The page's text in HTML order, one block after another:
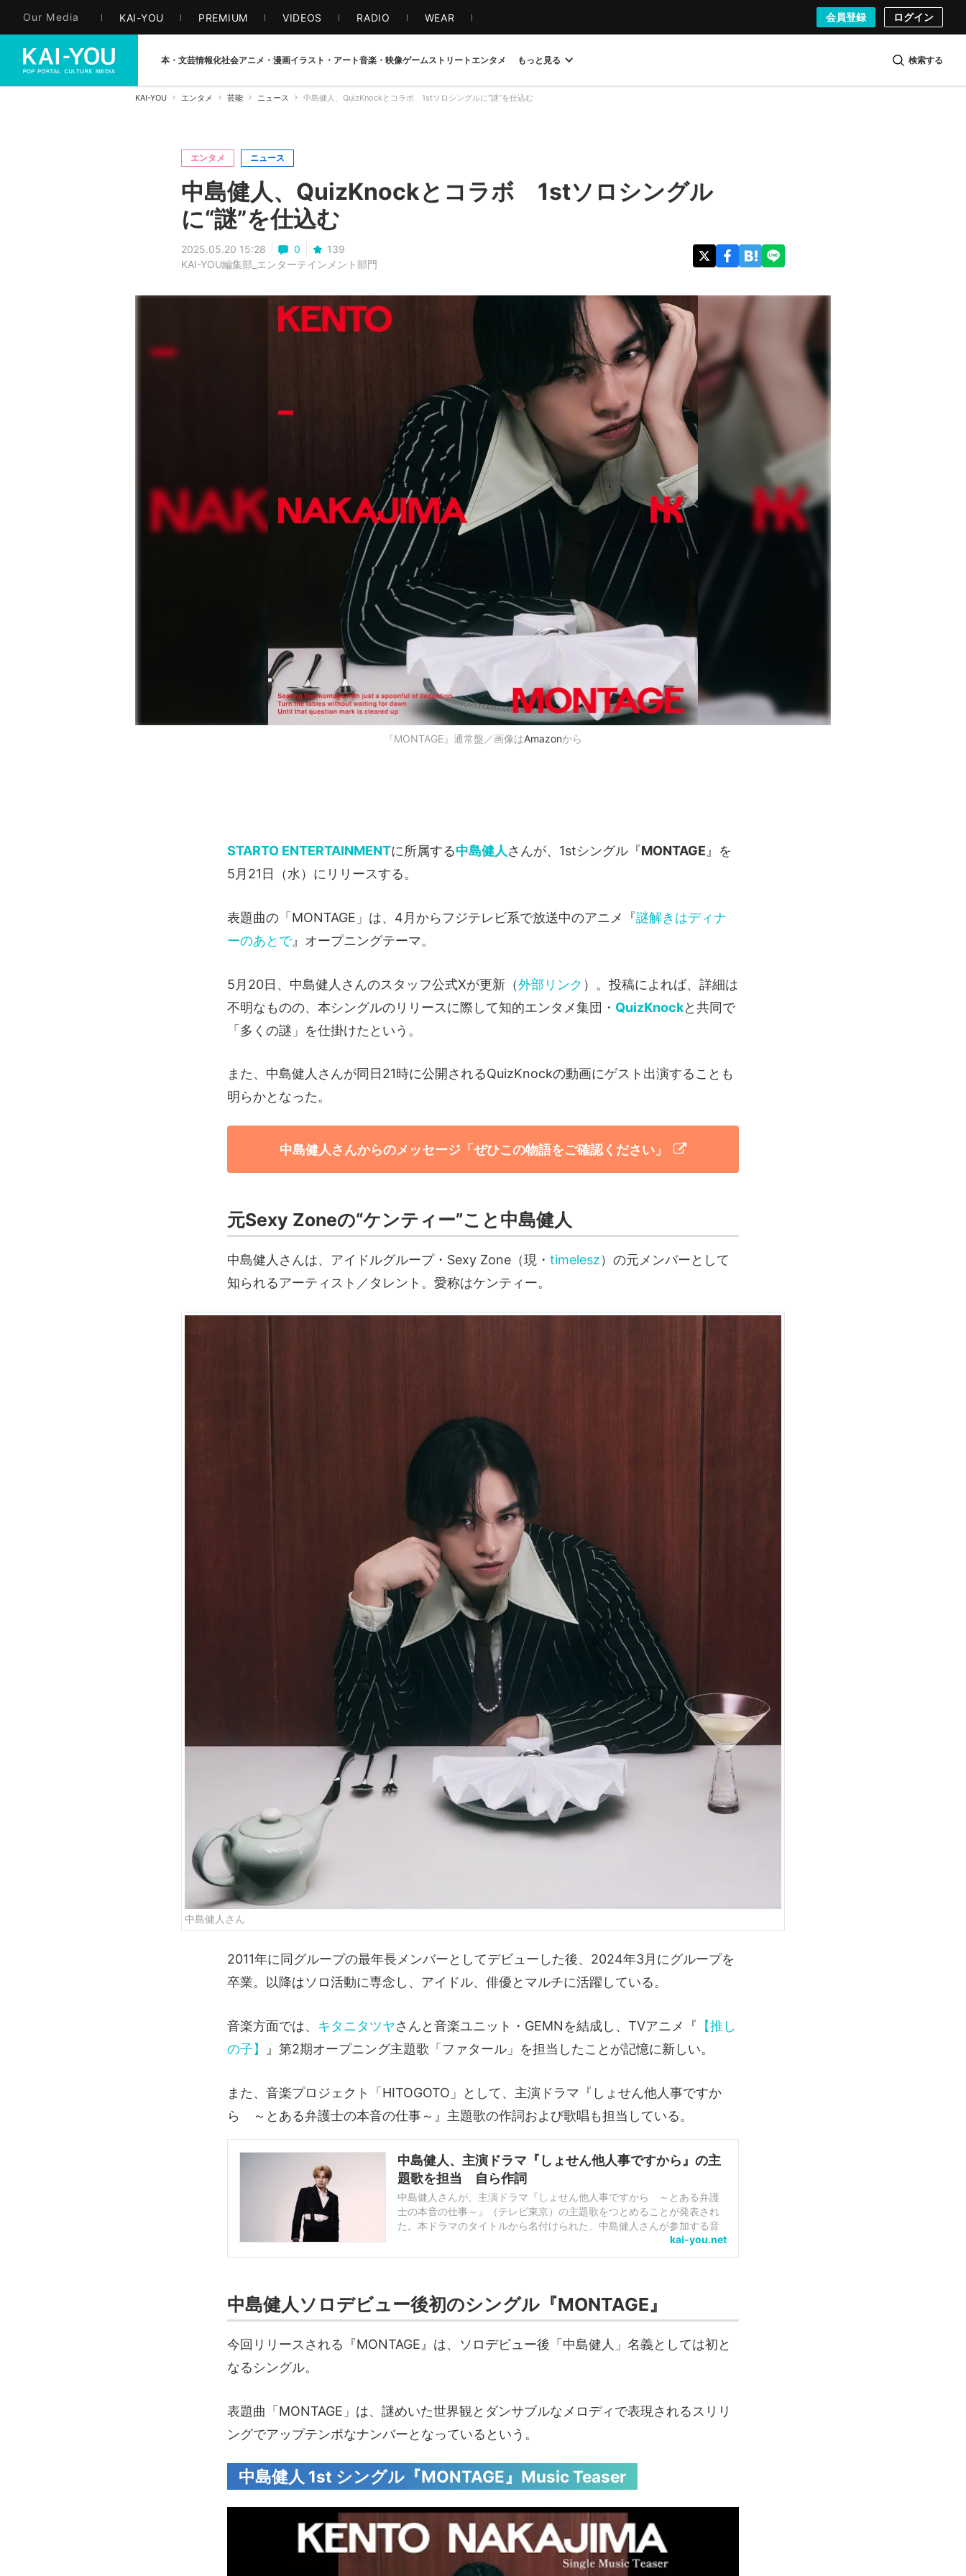
Our Media KAI-YOU PREMIUM VIDEOS RADIO WEAR 会員登録 ログイン
本・文芸情報化社会アニメ・漫画イラスト・アート音楽・映像ゲームストリート エンタメ もっと見る 検索する
KAI-YOU エンタメ 芸能 ニュース 中島健人、QuizKnockとコラボ 1stソロシングルに“謎”を仕込む
エンタメ ニュース
中島健人、QuizKnockとコラボ 1stソロシングル
に“謎”を仕込む
2025.05.20 15:28 0
139
KAI-YOU編集部_エンターテインメント部門
『MONTAGE』通常盤／画像はAmazonから
STARTO ENTERTAINMENTに所属する中島健人さんが、1stシングル『MONTAGE 』を
5月21日（水）にリリースする。
表題曲の「MONTAGE」は、4月からフジテレビ系で放送中のアニメ『謎解きはディナ
ーのあとで』オープニングテーマ。
5月20日、中島健人さんのスタッフ公式Xが更新（外部リンク ）。投稿によれば、詳細は
不明なものの、本シングルのリリースに際して知的エンタメ集団・ QuizKnockと共同で
「多くの謎」を仕掛けたという。
また、中島健人さんが同日21時に公開されるQuizKnockの動画にゲスト出演することも
明らかとなった。
中島健人さんからのメッセージ「ぜひこの物語をご確認ください」
元Sexy Zoneの“ケンティー”こと中島健人
中島健人さんは、アイドルグループ・Sexy Zone（現・ timelesz）の元メンバーとして
知られるアーティスト／タレント。愛称はケンティー。
中島健人さん
2011年に同グループの最年長メンバーとしてデビューした後、2024年3月にグループを
卒業。以降はソロ活動に専念し、アイドル、俳優とマルチに活躍している。
音楽方面では、 キタニタツヤさんと音楽ユニット・GEMNを結成し、TVアニメ『 【推し
の子】
』第2期オープニング主題歌「ファタール」を担当したことが記憶に新しい。
また、音楽プロジェクト「HITOGOTO」として、主演ドラマ『しょせん他人事ですか
ら ～とある弁護士の本音の仕事～』主題歌の作詞および歌唱も担当している。
中島健人、主演ドラマ『しょせん他人事ですから』の主
題歌を担当 自ら作詞
中島健人さんが、主演ドラマ『しょせん他人事ですから ～とある弁護
士の本音の仕事～』（テレビ東京）の主題歌をつとめることが発表され
た。本ドラマのタイトルから名付けられた、中島健人さんが参加する音
楽プロジェクト「HITOGOTO（読み：ひとごと）」が始動。中島健...
kai-you.net
中島健人ソロデビュー後初のシングル『MONTAGE』
今回リリースされる『MONTAGE』は、ソロデビュー後「中島健人」名義としては初と
なるシングル。
表題曲「MONTAGE」は、謎めいた世界観とダンサブルなメロディで表現されるスリリ
ングでアップテンポなナンバーとなっているという。
中島健人 1st シングル『MONTAGE』Music Teaser